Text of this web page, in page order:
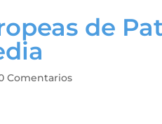
de
Comentarios